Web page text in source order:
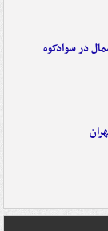
در سوادکوه